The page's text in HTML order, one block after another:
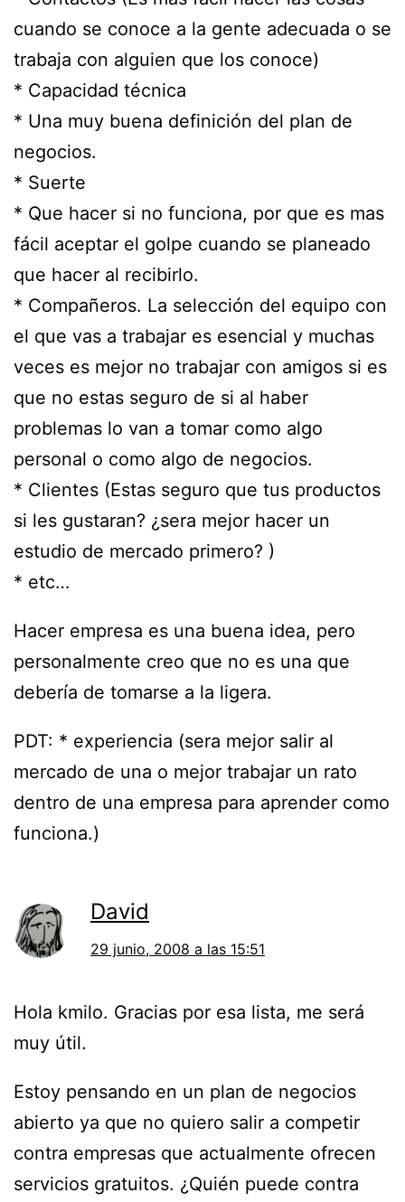
cuando se conoce a la gente adecuada o se
trabaja con alguien que los conoce)
* Capacidad técnica
* Una muy buena definición del plan de
negocios.
* Suerte
* Que hacer si no funciona, por que es mas
fácil aceptar el golpe cuando se planeado
que hacer al recibirlo.
* Compañeros. La selección del equipo con
el que vas a trabajar es esencial y muchas
veces es mejor no trabajar con amigos si es
que no estas seguro de si al haber
problemas lo van a tomar como algo
personal o como algo de negocios.
* Clientes (Estas seguro que tus productos
si les gustaran? ¿sera mejor hacer un
estudio de mercado primero? )
* etc…
Hacer empresa es una buena idea, pero
personalmente creo que no es una que
debería de tomarse a la ligera.
PDT: * experiencia (sera mejor salir al
mercado de una o mejor trabajar un rato
dentro de una empresa para aprender como
funciona.)
David
29 junio, 2008 a las 15:51
Hola kmilo. Gracias por esa lista, me será
muy útil.
Estoy pensando en un plan de negocios
abierto ya que no quiero salir a competir
contra empresas que actualmente ofrecen
servicios gratuitos. ¿Quién puede contra